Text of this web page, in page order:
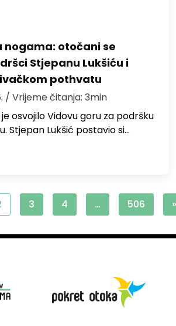
nogama: otočani se
Stjepanu Lukšiću i
pothvatu
/ Vrijeme čitanja: 3min
osvojilo Vidovu goru za podršku
Stjepan Lukšić postavio si…
3 4 … 506 »